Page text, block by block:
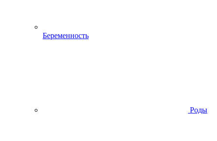
Беременность
Роды